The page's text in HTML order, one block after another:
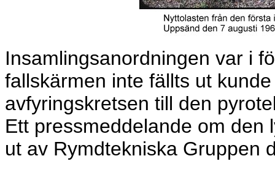
Insamlingsanordningen var i
fallskärmen inte fällts ut
avfyringskretsen till den
Ett pressmeddelande om den
ut av Rymdtekniska Gruppen